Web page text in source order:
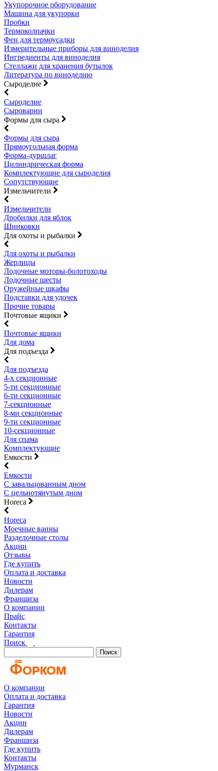
Укупорочное оборудование
Машина для укупорки
Пробки
Термоколпачки
Фен для термоусадки
Измерительные приборы для виноделия
Ингредиенты для виноделия
Стеллажи для хранения бутылок
Литература по виноделию
Сыроделие
Сыроделие
Сыроварни
Формы для сыра
Формы для сыра
Прямоугольная форма
Форма-дуршлаг
Цилиндрическая форма
Комплектующие для сыроделия
Сопутствующие
Измельчители
Измельчители
Дробилки для яблок
Шинковки
Для охоты и рыбалки
Для охоты и рыбалки
Жерлицы
Лодочные моторы-болотоходы
Лодочные шесты
Оружейные шкафы
Подставки для удочек
Прочие товары
Почтовые ящики
Почтовые ящики
Для дома
Для подъезда
Для подъезда
4-х секционные
5-ти секционные
6-ти секционные
7-секционные
8-ми секционные
9-ти секционные
10-секционные
Для спама
Комплектующие
Емкости
Емкости
С завальцованным дном
С цельнотянутым дном
Horeca
Horeca
Моечные ванны
Разделочные столы
Акции
Отзывы
Где купить
Оплата и доставка
Новости
Дилерам
Франшиза
О компании
Прайс
Контакты
Гарантия
Поиск
Поиск
О компании
Оплата и доставка
Гарантия
Новости
Акции
Дилерам
Франшиза
Где купить
Контакты
Мурманск